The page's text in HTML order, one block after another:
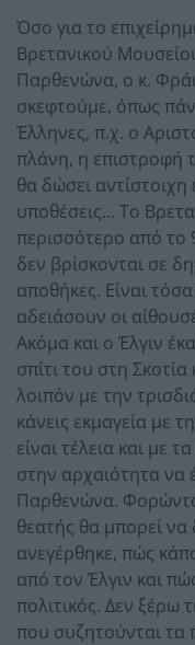
Όσο για το
Βρετανικού
Παρθενώνα, ο κ.
σκεφτούμε, όπως
Έλληνες, π.χ. ο
πλάνη, η επιστροφή
θα δώσει
υποθέσεις… Το
περισσότερο από το
δεν βρίσκονται σε
αποθήκες. Είναι
αδειάσουν οι
Ακόμα και ο Έλγιν
σπίτι του στη
λοιπόν με την
κάνεις εκμαγεία με
είναι τέλεια και με
στην αρχαιότητα να
Παρθενώνα.
θεατής θα μπορεί
ανεγέρθηκε, πώς
από τον Έλγιν και
πολιτικός. Δεν ξέρω
που συζητούνται τα